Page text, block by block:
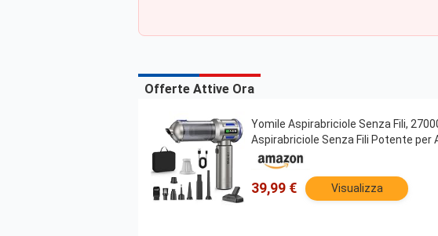
Offerte Attive Ora
Yomile Aspirabriciole Senza Fili,
Aspirabriciole Senza Fili Potente per
39,99 € Visualizza